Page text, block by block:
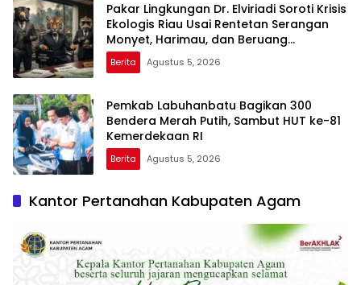
Pakar Lingkungan Dr. Elviriadi Soroti Krisis
Ekologis Riau Usai Rentetan Serangan
Monyet, Harimau, dan Beruang
Terhadap Warga
Berita Agustus 5, 2026
Pemkab Labuhanbatu Bagikan 300
Bendera Merah Putih, Sambut HUT ke-81
Kemerdekaan RI
Berita Agustus 5, 2026
Kantor Pertanahan Kabupaten Agam